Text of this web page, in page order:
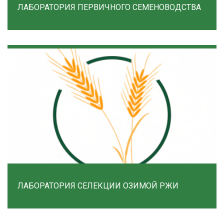
ЛАБОРАТОРИЯ ПЕРВИЧНОГО СЕМЕНОВОДСТВА
ЛАБОРАТОРИЯ СЕЛЕКЦИИ ОЗИМОЙ РЖИ